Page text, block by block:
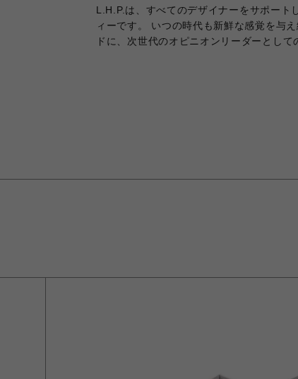
L.H.P.は、すべてのデザイナーをサポート
ィーです。 いつの時代も新鮮な感覚を与
ドに、次世代のオピニオンリーダーとして